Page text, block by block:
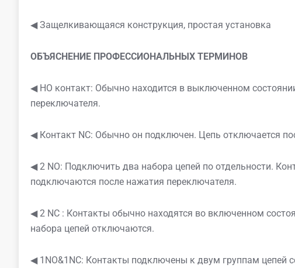
◀ Защелкивающаяся конструкция, простая установка
ОБЪЯСНЕНИЕ ПРОФЕССИОНАЛЬНЫХ ТЕРМИНОВ
◀ НО контакт: Обычно находится в выключенном
переключателя.
◀ Контакт NC: Обычно он подключен. Цепь отключается
◀ 2 NO: Подключить два набора цепей по отдельности.
подключаются после нажатия переключателя.
◀ 2 NC : Контакты обычно находятся во включенном
набора цепей отключаются.
◀ 1NO&1NC: Контакты подключены к двум группам цепей